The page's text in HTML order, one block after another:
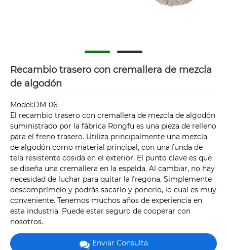
Recambio trasero con cremallera de mezcla
de algodón
Model:DM-06
El recambio trasero con cremallera de mezcla de algodón
suministrado por la fábrica Rongfu es una pieza de relleno
para el freno trasero. Utiliza principalmente una mezcla
de algodón como material principal, con una funda de
tela resistente cosida en el exterior. El punto clave es que
se diseña una cremallera en la espalda. Al cambiar, no hay
necesidad de luchar para quitar la fregona. Simplemente
descomprímelo y podrás sacarlo y ponerlo, lo cual es muy
conveniente. Tenemos muchos años de experiencia en
esta industria. Puede estar seguro de cooperar con
nosotros.
Enviar Consulta